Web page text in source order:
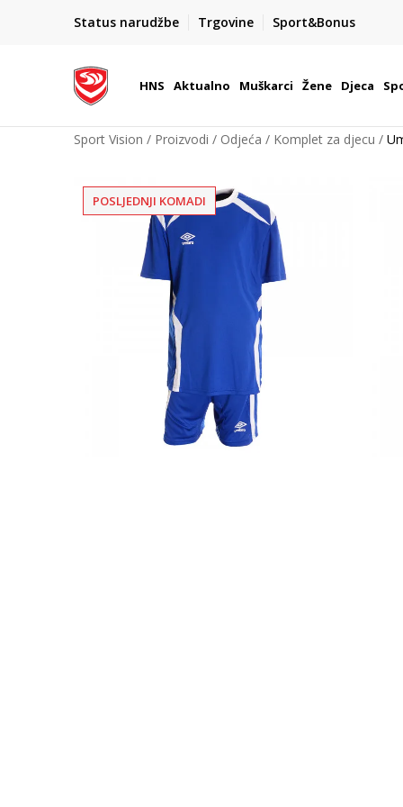
Status narudžbe Trgovine Sport&Bonus
BOX NOW
Dostava 1,50 €
| Više od 800 paketomata u
HNS Aktualno Muškarci Žene Djeca
Sport Vision Proizvodi Odjeća Komplet za djecu
POSLJEDNJI KOMADI